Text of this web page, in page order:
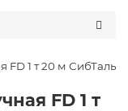
FD 1 т 20 м СибТаль
FD 1 т